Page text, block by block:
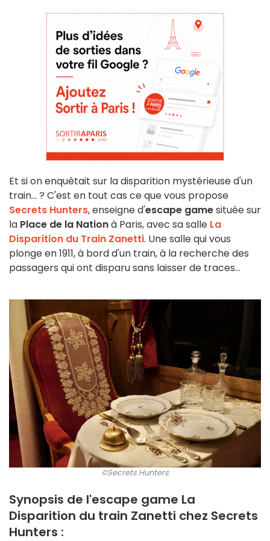
Et si on enquêtait sur la disparition mystérieuse d'un
train... ? C'est en tout cas ce que vous propose
Secrets Hunters, enseigne d'escape gamesituée sur
la Place de la Nationà Paris, avec sa salle La
Disparition du Train Zanetti. Une salle qui vous
plonge en 1911, à bord d'un train, à la recherche des
passagers qui ont disparu sans laisser de traces...
©Secrets Hunters
Synopsis de l'escape game La
Disparition du train Zanetti chez Secrets
Hunters :